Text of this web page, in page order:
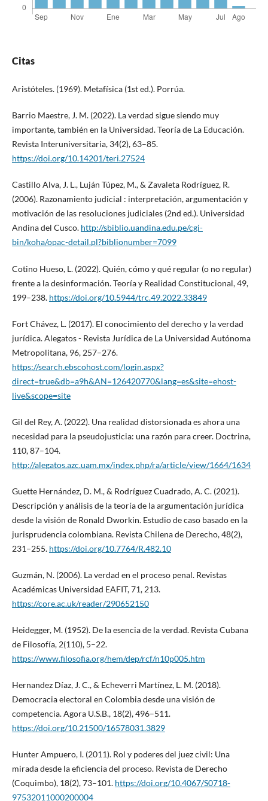
Citas
Aristóteles. (1969). Metafísica (1st ed.). Porrúa.
Barrio Maestre, J. M. (2022). La verdad sigue siendo muy
importante, también en la Universidad. Teoría de La Educación.
Revista Interuniversitaria, 34(2), 63–85.
https://doi.org/10.14201/teri.27524
Castillo Alva, J. L., Luján Túpez, M., & Zavaleta Rodríguez, R.
(2006). Razonamiento judicial : interpretación, argumentación y
motivación de las resoluciones judiciales (2nd ed.). Universidad
Andina del Cusco. http://sbiblio.uandina.edu.pe/cgi-
bin/koha/opac-detail.pl?biblionumber=7099
Cotino Hueso, L. (2022). Quién, cómo y qué regular (o no regular)
frente a la desinformación. Teoría y Realidad Constitucional, 49,
199–238. https://doi.org/10.5944/trc.49.2022.33849
Fort Chávez, L. (2017). El conocimiento del derecho y la verdad
jurídica. Alegatos - Revista Jurídica de La Universidad Autónoma
Metropolitana, 96, 257–276.
https://search.ebscohost.com/login.aspx?
direct=true&db=a9h&AN=126420770&lang=es&site=ehost-
live&scope=site
Gil del Rey, A. (2022). Una realidad distorsionada es ahora una
necesidad para la pseudojusticia: una razón para creer. Doctrina,
110, 87–104.
http://alegatos.azc.uam.mx/index.php/ra/article/view/1664/1634
Guette Hernández, D. M., & Rodríguez Cuadrado, A. C. (2021).
Descripción y análisis de la teoría de la argumentación jurídica
desde la visión de Ronald Dworkin. Estudio de caso basado en la
jurisprudencia colombiana. Revista Chilena de Derecho, 48(2),
231–255. https://doi.org/10.7764/R.482.10
Guzmán, N. (2006). La verdad en el proceso penal. Revistas
Académicas Universidad EAFIT, 71, 213.
https://core.ac.uk/reader/290652150
Heidegger, M. (1952). De la esencia de la verdad. Revista Cubana
de Filosofía, 2(110), 5–22.
https://www.filosofia.org/hem/dep/rcf/n10p005.htm
Hernandez Díaz, J. C., & Echeverri Martínez, L. M. (2018).
Democracia electoral en Colombia desde una visión de
competencia. Agora U.S.B., 18(2), 496–511.
https://doi.org/10.21500/16578031.3829
Hunter Ampuero, I. (2011). Rol y poderes del juez civil: Una
mirada desde la eficiencia del proceso. Revista de Derecho
(Coquimbo), 18(2), 73–101. https://doi.org/10.4067/S0718-
97532011000200004